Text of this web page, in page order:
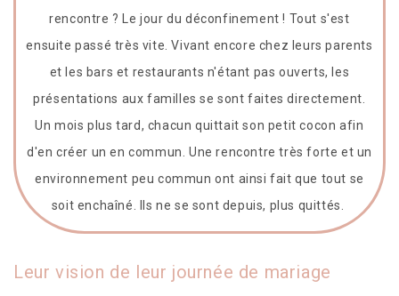
rencontre ? Le jour du déconfinement ! Tout s'est
ensuite passé très vite. Vivant encore chez leurs parents
et les bars et restaurants n'étant pas ouverts, les
présentations aux familles se sont faites directement.
Un mois plus tard, chacun quittait son petit cocon afin
d'en créer un en commun. Une rencontre très forte et un
environnement peu commun ont ainsi fait que tout se
soit enchaîné. Ils ne se sont depuis, plus quittés.
Leur vision de leur journée de mariage